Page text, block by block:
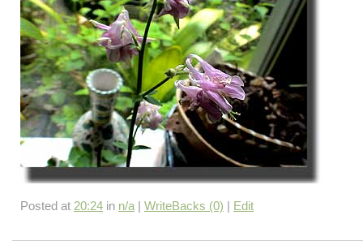
Posted at 20:24 in n/a | WriteBacks (0) | Edit